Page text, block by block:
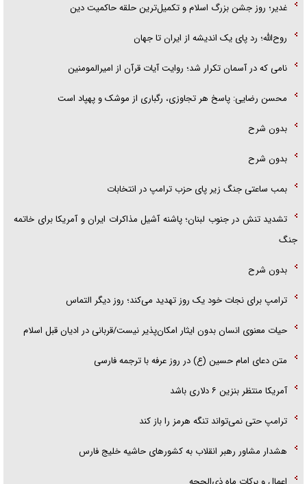
غدیر؛ روز جشن بزرگ اسلام و تکمیل‌ترین حلقه حاکمیت دین
روح‌الله؛ رد پای یک اندیشه از ایران تا جهان
نامی که در آسمان تکرار شد؛ روایت آیات قرآن از امیرالمومنین
محسن رضایی: پاسخ هر تجاوزی، رگباری از موشک و پهپاد است
بدون شرح
بدون شرح
بمب ساعتی جنگ زیر پای حزب ترام‍پ در انتخابات
تشدید تنش در جنوب لبنان؛ پاشنه آشیل مذاکرات ایران و آمریکا برای خاتمه
جنگ
بدون شرح
ترامپ برای نجات خود یک روز تهدید می‌کند؛ روز دیگر التماس
حیات معنوی انسان بدون ایثار امکان‌پذیر نیست/قربانی در ادیان قبل اسلام
متن دعای امام حسین (ع) در روز عرفه با ترجمه فارسی
آمریکا منتظر بنزین ۶ دلاری باشد
ترامپ حتی نمی‌تواند تنگه هرمز را باز کند
هشدار مشاور رهبر انقلاب به کشور‌های حاشیه خلیج فارس